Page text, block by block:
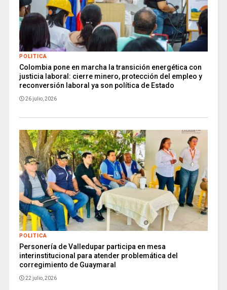
POLITICA
Colombia pone en marcha la transición energética con
justicia laboral: cierre minero, protección del empleo y
reconversión laboral ya son política de Estado
26 julio, 2026
POLITICA
Personería de Valledupar participa en mesa
interinstitucional para atender problemática del
corregimiento de Guaymaral
22 julio, 2026